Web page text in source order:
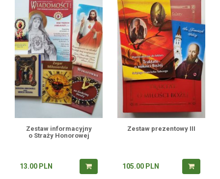
Zestaw informacyjny
o Straży Honorowej
13.00 PLN
Zestaw prezentowy III
105.00 PLN